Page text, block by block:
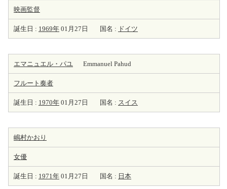
映画監督
誕生日 : 1969年 01月27日 国名 : ドイツ
エマニュエル・パユ Emmanuel Pahud
フルート 奏者
誕生日 : 1970年 01月27日 国名 : スイス
嶋村かおり
女優
誕生日 : 1971年 01月27日 国名 : 日本